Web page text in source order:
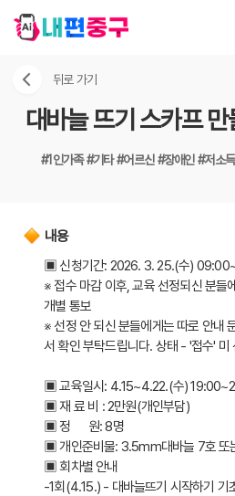
뒤로 가기
대바늘 뜨기 스카프
#1인가족#기타#어르신#장애인#저소
내용
▣ 신청기간: 2026. 3. 25.(수)
※ 접수 마감 이후, 교육 선정되신 분들
개별 통보
※ 선정 안 되신 분들에게는 따로 안내
서 확인 부탁드립니다. 상태 - '접수' 미
▣ 교육일시: 4.15~4.22.(수)
▣ 재 료 비 : 2만원(개인부담)
▣ 정      원: 8명
▣ 개인준비물: 3.5mm대바늘 7호 또
▣ 회차별 안내
-1회(4.15.) - 대바늘뜨기 시작하기 기